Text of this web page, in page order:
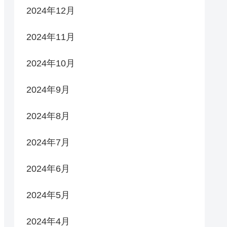
2024年12月
2024年11月
2024年10月
2024年9月
2024年8月
2024年7月
2024年6月
2024年5月
2024年4月